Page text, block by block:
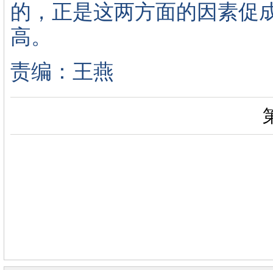
的，正是这两方面的因素促
高。
责编：王燕